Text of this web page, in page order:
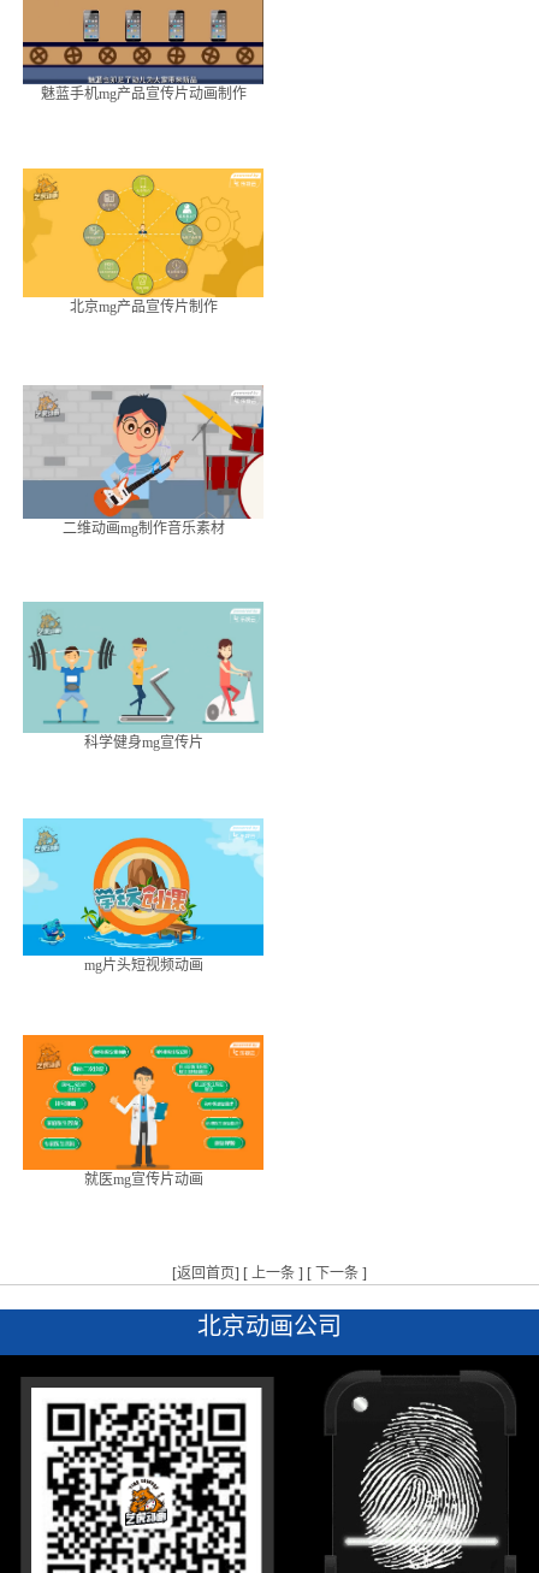
魅蓝手机mg产品宣传片动画制作
北京mg产品宣传片制作
二维动画mg制作音乐素材
科学健身mg宣传片
mg片头短视频动画
就医mg宣传片动画
[返回首页] [ 上一条 ] [ 下一条 ]
北京动画公司